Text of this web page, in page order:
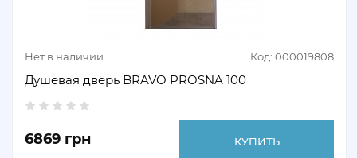
Нет в наличии Код: 000019808
Душевая дверь BRAVO PROSNA 100
6869 грн КУПИТЬ